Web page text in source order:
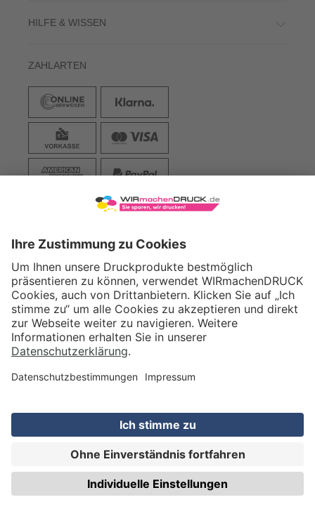
HILFE & WISSEN
ZAHLARTEN
VERSAND
WIRmachenDRUCK GmbH
Illerstraße 15
71522 Backnang
Tel.: +49 (0) 711 995 982 - 20